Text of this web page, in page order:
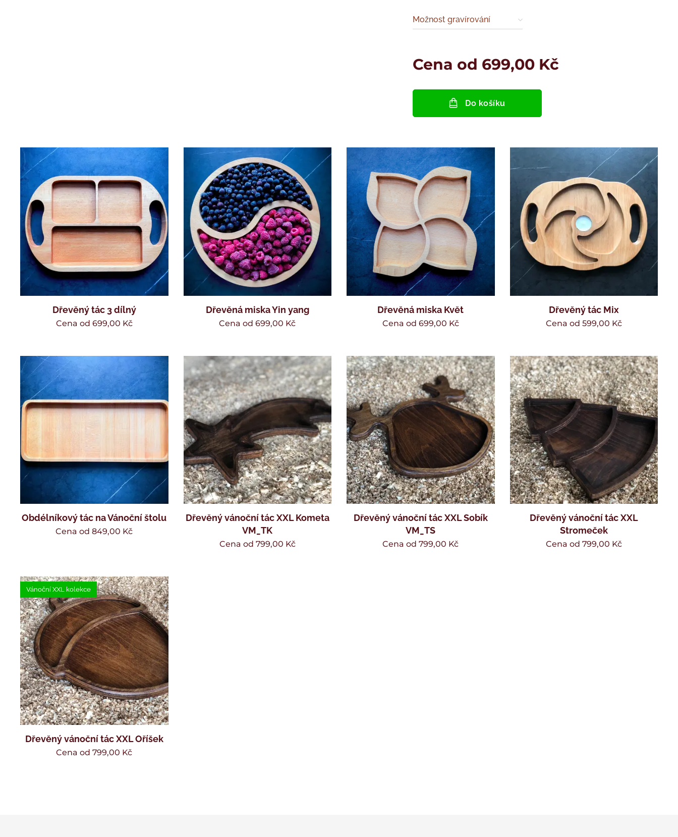
Možnost gravírování
Cena od 699,00 Kč
Do košíku
Dřevěný tác 3 dílný
Cena od 699,00 Kč
Dřevěná miska Yin yang
Cena od699,00 Kč
Dřevěná miska Květ
Cena od 699,00 Kč
Dřevěný tác Mix
Cena od 599,00 Kč
Obdélníkový tác na Vánoční štolu
Cena od849,00 Kč
Dřevěný vánoční tác XXL Kometa
VM_TK
Cena od 799,00 Kč
Dřevěný vánoční tác XXL Sobík
VM_TS
Cena od799,00 Kč
Dřevěný vánoční tác XXL
Stromeček
Cena od 799,00 Kč
Dřevěný vánoční tác XXL Oříšek
Vánoční XXL kolekce
Cena od799,00 Kč